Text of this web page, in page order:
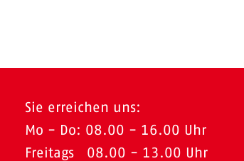
Sie erreichen uns:
Mo - Do: 08.00 - 16.00 Uhr
Freitags 08.00 - 13.00 Uhr